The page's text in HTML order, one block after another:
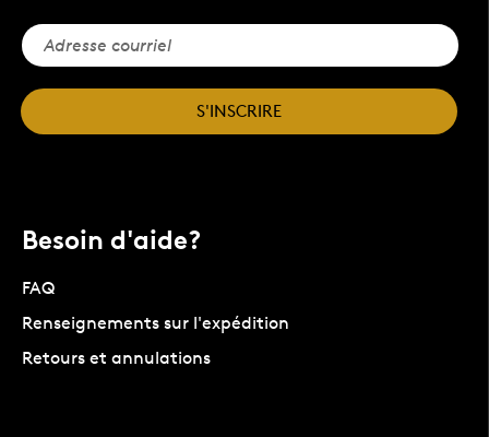
S'INSCRIRE
Besoin d'aide?
FAQ
Renseignements sur l'expédition
Retours et annulations